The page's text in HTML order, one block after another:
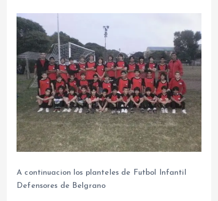
A continuacion los planteles de Futbol Infantil
Defensores de Belgrano